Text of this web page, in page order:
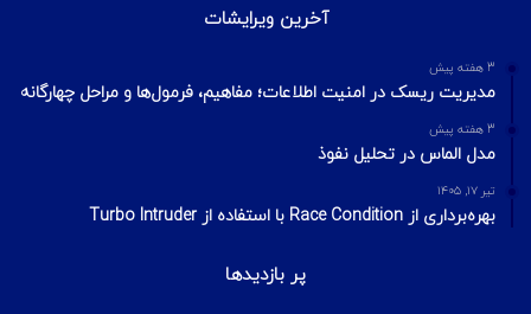
آخرین ویرایشات
3 هفته پیش
مدیریت ریسک در امنیت اطلاعات؛ مفاهیم، فرمول‌ها و مراحل چهارگانه
3 هفته پیش
مدل الماس در تحلیل نفوذ
تیر ۱۷, ۱۴۰۵
بهره‌برداری از Race Condition با استفاده از Turbo Intruder
پر بازدیدها